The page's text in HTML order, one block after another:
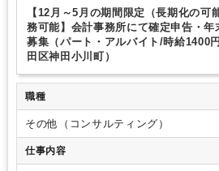
週5日勤務 時短勤務の相談OK 勤務開始時間の
勤務終了時間の相談OK 朝遅め 10時以降出社
1日7時間未満勤務OK 残業少なめ 残業月10時
教育環境が充実 業務手順等のOJT
完全週休2日制 EXCELのスキルが活かせる 弥
【12月～5月の期間限定（長期化の可
務可能】会計事務所にて確定申告・
募集（パート・アルバイト/時給1400
田区神田小川町）
職種
その他（コンサルティング）
仕事内容